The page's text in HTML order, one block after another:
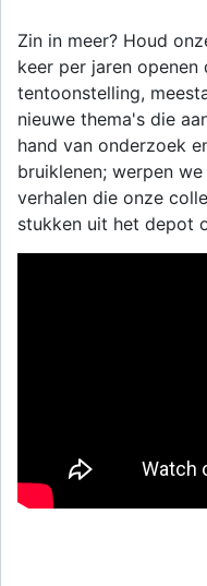
Zin in meer? Houd
keer per jaren openen
tentoonstelling,
nieuwe thema's die
hand van onderzoek
bruiklenen; werpen
verhalen die onze
stukken uit het depot